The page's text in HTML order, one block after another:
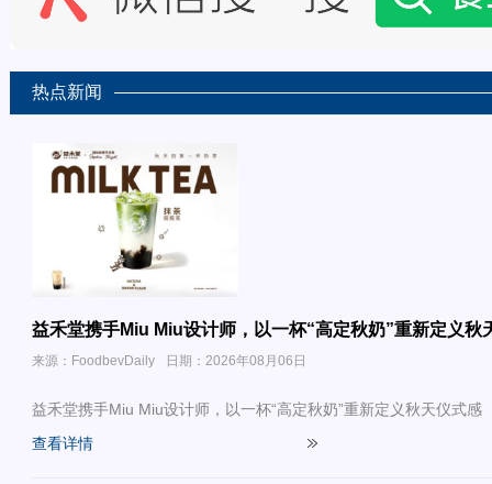
热点新闻
益禾堂携手Miu Miu设计师，以一杯“高定秋奶”重新定义秋
来源：FoodbevDaily 日期：2026年08月06日
益禾堂携手Miu Miu设计师，以一杯“高定秋奶”重新定义秋天仪式感
查看详情